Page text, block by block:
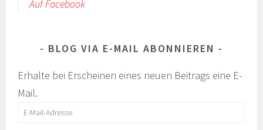
Auf Facebook
BLOG VIA E-MAIL ABONNIEREN
Erhalte bei Erscheinen eines neuen Beitrags eine E-
Mail.
E-